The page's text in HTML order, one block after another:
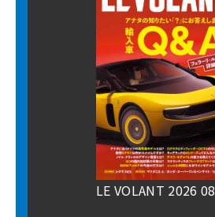
LE VOLANT 2026 08